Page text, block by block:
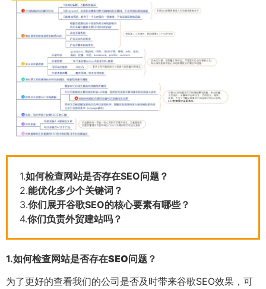
1.如何检查网站是否存在SEO问题？
2.能优化多少个关键词？
3.你们展开谷歌SEO的核心要素有哪些？
4.你们负责外贸建站吗？
1.如何检查网站是否存在SEO问题？
为了更好的查看我们的公司是否及时带来谷歌SEO效果，可